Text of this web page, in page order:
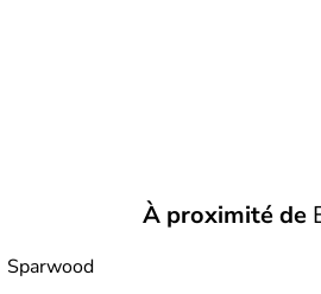
À proximité de
Sparwood